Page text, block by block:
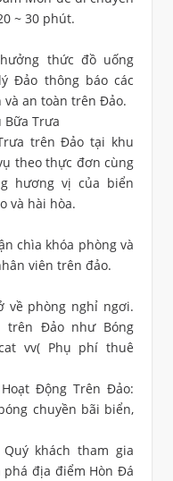
~ 30 phút.
thức đồ uống
Đảo thông báo các
an toàn trên Đảo.
Bữa Trưa
trên Đảo tại khu
theo thực đơn cùng
hương vị của biển
và hài hòa.
chìa khóa phòng và
viên trên đảo.
về phòng nghỉ ngơi.
Đảo như Bóng
vv( Phụ phí thuê
Động Trên Đảo:
chuyền bãi biển,
khách tham gia
địa điểm Hòn Đá